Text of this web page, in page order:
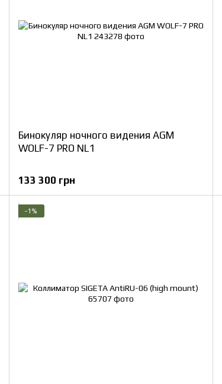
Бинокуляр ночного видения AGM
WOLF-7 PRO NL1
133 300 грн
−1%